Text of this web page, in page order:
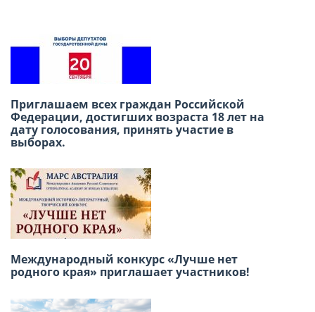
Приглашаем всех граждан Российской
Федерации, достигших возраста 18 лет на
дату голосования, принять участие в
выборах.
Международный конкурс «Лучше нет
родного края» приглашает участников!
В честь Международного дня дружбы
приглашаем вас провести субботний день в
Русском доме в Лиме!
памяти»